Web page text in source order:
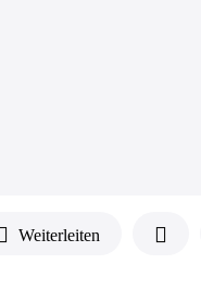
Weiterleiten